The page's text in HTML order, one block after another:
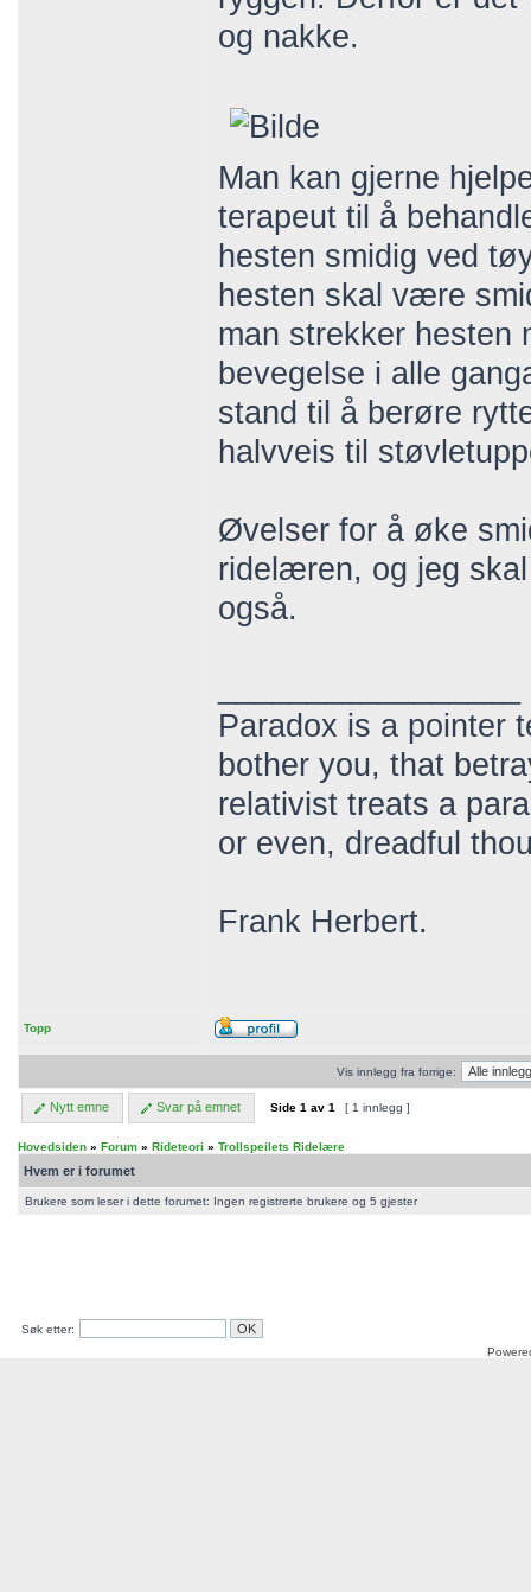
og nakke.
Man kan gjerne
terapeut til å
hesten smidig ved
hesten skal være
man strekker hesten
bevegelse i alle
stand til å berøre
halvveis til
Øvelser for å øke
ridelæren, og jeg
også.
Paradox is a pointer
bother you, that
relativist treats a
or even, dreadful
Frank Herbert.
Topp
Vis innlegg fra forrige:
Nytt emne Svar på emnet Side 1 av 1 [ 1 innlegg ]
Hovedsiden » Forum » Rideteori » Trollspeilets Ridelære
Hvem er i forumet
Brukere som leser i dette forumet: Ingen registrerte brukere og 5 gjester
Søk etter: